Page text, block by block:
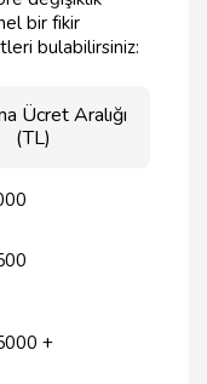
bir fikir
bulabilirsiniz:
Ücret Aralığı
(TL)
+